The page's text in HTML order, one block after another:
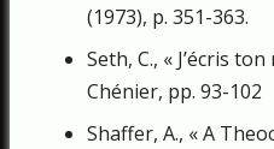
(1973), p. 351-363.
Seth, C., « J’écris
Chénier, pp. 93-102
Shaffer, A., « A